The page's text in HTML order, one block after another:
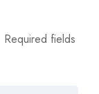
Required fields